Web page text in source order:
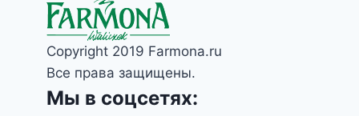
Copyright 2019 Farmona.ru
Все права защищены.
Мы в соцсетях: